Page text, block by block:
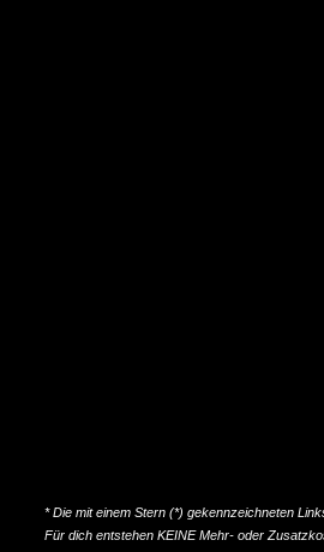
* Die mit einem Stern (*) gekennzeichneten
Für dich entstehen KEINE Mehr- oder